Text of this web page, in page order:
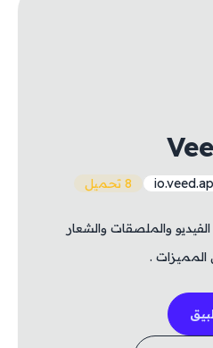
8 تحميل
والملصقات والشعار
المميزات .